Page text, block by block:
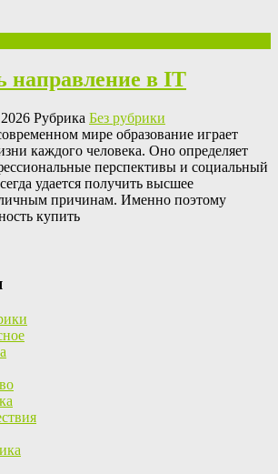
направление в IT
Рубрика Без рубрики
мирe oбрaзoвaниe играет
каждого человека. Оно определяет
перспективы и социальный
удается получить высшее
причинам. Именно поэтому
купить